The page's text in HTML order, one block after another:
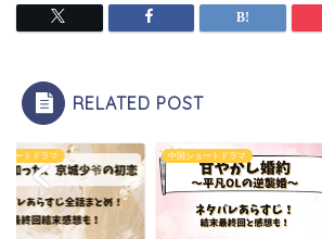
RELATED POST
ョートドラマ 中国ショートドラマ